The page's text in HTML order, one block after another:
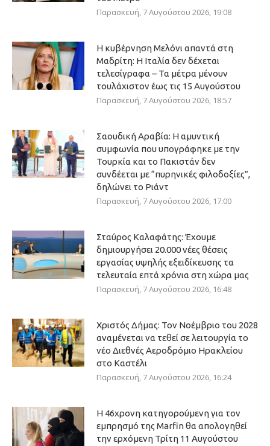
Παρασκευή, 7 Αυγούστου 2026, 19:08
Η κυβέρνηση Μελόνι απαντά στη
Μαδρίτη: Η Ιταλία δεν δέχεται
τελεσίγραφα – Τα μέτρα μένουν
τουλάχιστον έως τις 15 Αυγούστου
Παρασκευή, 7 Αυγούστου 2026, 18:57
Σαουδική Αραβία: Η αμυντική
συμφωνία που υπογράφηκε με την
Τουρκία και το Πακιστάν δεν
συνδέεται με “πυρηνικές φιλοδοξίες”,
δηλώνει το Ριάντ
Παρασκευή, 7 Αυγούστου 2026, 17:00
Σταύρος Καλαφάτης: Έχουμε
δημιουργήσει 20.000 νέες θέσεις
εργασίας υψηλής εξειδίκευσης τα
τελευταία επτά χρόνια στη χώρα μας
Παρασκευή, 7 Αυγούστου 2026, 16:48
Χριστός Δήμας: Τον Νοέμβριο του 2028
αναμένεται να τεθεί σε λειτουργία το
νέο Διεθνές Αεροδρόμιο Ηρακλείου
στο Καστέλι
Παρασκευή, 7 Αυγούστου 2026, 16:24
Η 46χρονη κατηγορούμενη για τον
εμπρησμό της Marfin θα απολογηθεί
την ερχόμενη Τρίτη 11 Αυγούστου